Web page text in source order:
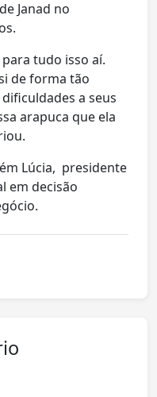
Janad no
tudo isso aí.
de forma tão
a seus
arapuca que ela
Lúcia, presidente
em decisão